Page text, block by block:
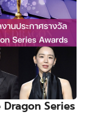
Dragon Series